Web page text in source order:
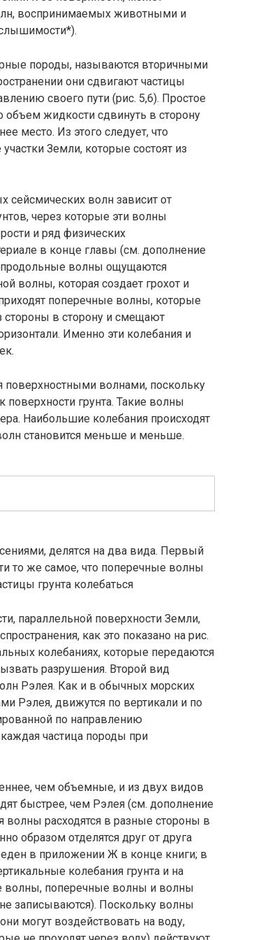
воспри­нимаемых животными и
породы, называются вторичными
они сдвигают частицы
своего пути (рис. 5,6). Простое
объем жидкости сдвинуть в сторону
место. Из этого следует, что
Земли, которые состоят из
сейсмиче­ских волн зависит от
через которые эти волны
и ряд физических
в конце главы (см. дополне­ние
продольные волны ощущаются
волны, которая создает грохот и
поперечные волны, которые
стороны в сторо­ну и смещают
Именно эти колебания и
поверх­ностными волнами, поскольку
поверхности грунта. Такие волны
Наибольшие колебания происходят
становится меньше и меньше.
делят­ся на два вида. Первый
то же самое, что поперечные волны
грунта колебаться
параллельной поверхности Земли,
как это показано на рис.
колебаниях, которые передаются
разруше­ния. Второй вид
Рэлея. Как и в обычных морских
Рэлея, движутся по вертикали и по
по на­правлению
частица породы при
чем объемные, и из двух видов
быстрее, чем Рэлея (см. дополнение
волны расходятся в раз­ные стороны в
образом отделятся друг от друга
в приложении Ж в конце книги; в
колебания грунта и на
вол­ны, поперечные волны и волны
записываются). Поскольку волны
могут воздействовать на воду,